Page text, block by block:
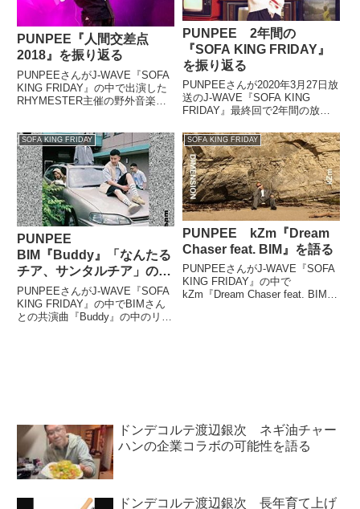
PUNPEE『人間交差点
2018』を振り返る
PUNPEEさんがJ-WAVE『SOFA
KING FRIDAY』の中で出演した
RHYMESTER主催の野外音楽フ
2018】PUNPEEのステージ写真
が到着！✨イベントもそろそろ
終...
PUNPEE 2年間の
『SOFA KING FRIDAY』
を振り返る
PUNPEEさんが2020年3月27日放
送のJ-WAVE『SOFA KING
FRIDAY』最終回で2年間の放送
PUNPEE、5月に全国Zeppツアー
を開催
pic.twitter.com/jzsQj4UyXx— 音
楽...
SOFA KING FRIDAY
PUNPEE
BIM『Buddy』「なんたる
チア、サンタルチア」の意
味を語る
PUNPEEさんがJ-WAVE『SOFA
KING FRIDAY』の中でBIMさん
との共演曲『Buddy』の中のリリ
SOFA KING FRIDAY
PUNPEE kZm『Dream
Chaser feat. BIM』を語る
PUNPEEさんがJ-WAVE『SOFA
KING FRIDAY』の中で
kZm『Dream Chaser feat. BIM』
ドンデコルテ渡辺銀次 ネギ油チャー
ハンの企業コラボの可能性を語る
ドンデコルテ渡辺銀次 長年育て上げ